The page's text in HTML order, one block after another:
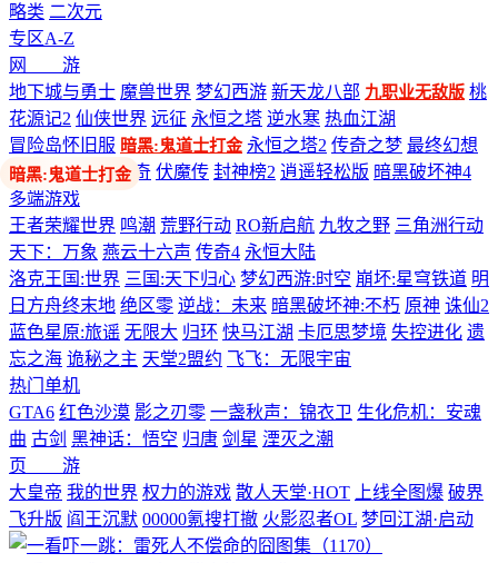
略类 二次元
专区A-Z
网 游
地下城与勇士 魔兽世界 梦幻西游 新天龙八部 九职业无敌版 桃
花源记2 仙侠世界 远征 永恒之塔 逆水寒 热血江湖
冒险岛怀旧服 暗黑:鬼道士打金 永恒之塔2 传奇之梦 最终幻想
14 剑网3 热血传奇 伏魔传 封神榜2 逍遥轻松版 暗黑破坏神4
多端游戏
王者荣耀世界 鸣潮 荒野行动 RO新启航 九牧之野 三角洲行动
天下：万象 燕云十六声 传奇4 永恒大陆
洛克王国:世界 三国:天下归心 梦幻西游:时空 崩坏:星穹铁道 明
日方舟终末地 绝区零 逆战：未来 暗黑破坏神:不朽 原神 诛仙2
蓝色星原:旅谣 无限大 归环 快马江湖 卡厄思梦境 失控进化 遗
忘之海 诡秘之主 天堂2盟约 飞飞：无限宇宙
热门单机
GTA6 红色沙漠 影之刃零 一盏秋声：锦衣卫 生化危机：安魂
曲 古剑 黑神话：悟空 归唐 剑星 湮灭之潮
页 游
大皇帝 我的世界 权力的游戏 散人天堂·HOT 上线全图爆 破界
飞升版 阎王沉默 00000氪搜打撤 火影忍者OL 梦回江湖·启动